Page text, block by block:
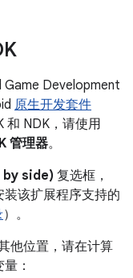
Game Development
原生开发套件
和 NDK，请使用
管理器。
by side) 复选框，
该扩展程序支持的
）。
他位置，请在计算
：